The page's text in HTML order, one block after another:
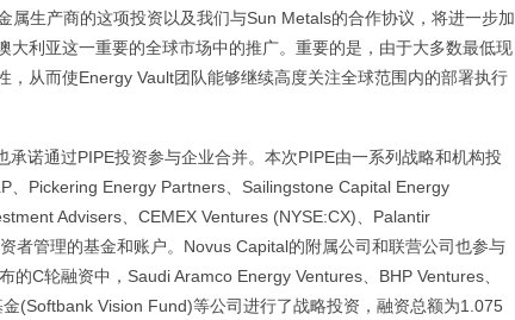
属生产商的这项投资以及我们与Sun Metals的合作协议，将进一步加
大利亚这一重要的全球市场中的推广。重要的是，由于大多数最低现
，从而使Energy Vault团队能够继续高度关注全球范围内的部署执行
诺通过PIPE投资参与企业合并。本次PIPE由一系列战略和机构投
、Pickering Energy Partners、Sailingstone Capital Energy
Advisers、CEMEX Ventures (NYSE:CX)、Palantir
者管理的基金和账户。Novus Capital的附属公司和联营公司也参与
的C轮融资中，Saudi Aramco Energy Ventures、BHP Ventures、
(Softbank Vision Fund)等公司进行了战略投资，融资总额为1.075